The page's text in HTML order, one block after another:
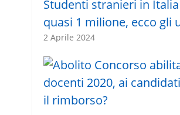
Studenti stranieri in
quasi 1 milione, ecco gli
2 Aprile 2024